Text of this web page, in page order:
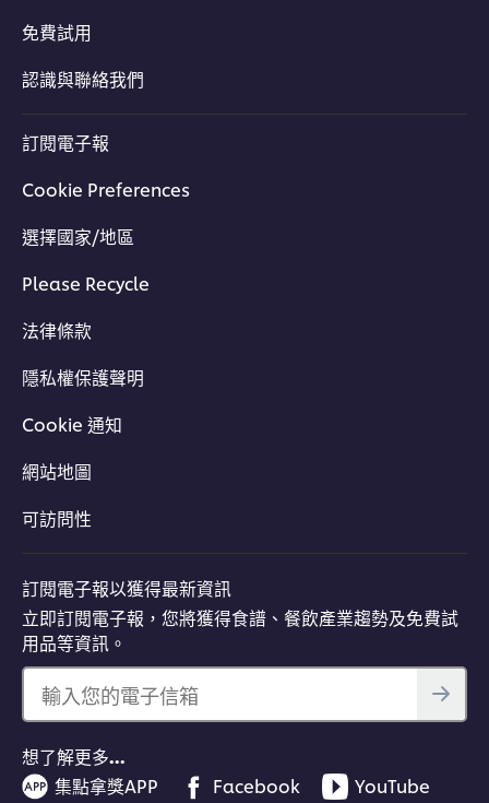
免費試用
認識與聯絡我們
訂閱電子報
Cookie Preferences
選擇國家/地區
Please Recycle
法律條款
隱私權保護聲明
Cookie 通知
網站地圖
可訪問性
訂閱電子報以獲得最新資訊
立即訂閱電子報，您將獲得食譜、餐飲產業趨勢及免費試
用品等資訊。
輸入您的電子信箱
想了解更多…
集點拿獎APP
Facebook YouTube